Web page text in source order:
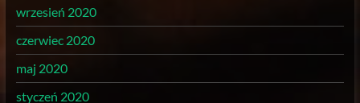
wrzesień 2020
czerwiec 2020
maj 2020
styczeń 2020